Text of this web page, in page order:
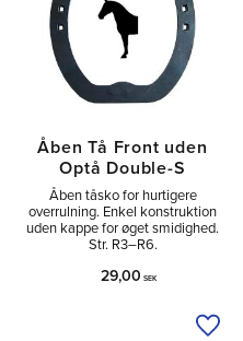
Åben Tå Front uden
Optå Double-S
Åben tåsko for hurtigere
overrulning. Enkel konstruktion
uden kappe for øget smidighed.
Str. R3–R6.
29,00 SEK